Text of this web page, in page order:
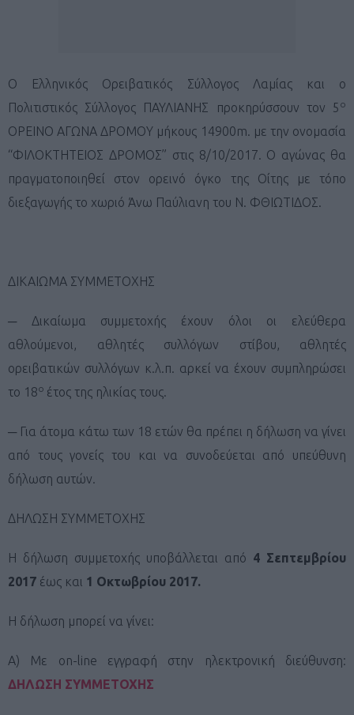
Ο Ελληνικός Ορειβατικός Σύλλογος Λαμίας και ο
Πολιτιστικός Σύλλογος ΠΑΥΛΙΑΝΗΣ προκηρύσσουν τον 5 ο
ΟΡΕΙΝΟ ΑΓΩΝΑ ΔΡΟΜΟΥ μήκους 14900m. με την ονομασία
“ΦΙΛΟΚΤΗΤΕΙΟΣ ΔΡΟΜΟΣ” στις 8/10/2017. Ο αγώνας θα
πραγματοποιηθεί στον ορεινό όγκο της Οίτης με τόπο
διεξαγωγής το χωριό Άνω Παύλιανη του Ν. ΦΘΙΩΤΙΔΟΣ.
ΔΙΚΑΙΩΜΑ ΣΥΜΜΕΤΟΧΗΣ
─ Δικαίωμα συμμετοχής έχουν όλοι οι ελεύθερα
αθλούμενοι, αθλητές συλλόγων στίβου, αθλητές
ορειβατικών συλλόγων κ.λ.π. αρκεί να έχουν συμπληρώσει
το 18ο έτος της ηλικίας τους.
─ Για άτομα κάτω των 18 ετών θα πρέπει η δήλωση να γίνει
από τους γονείς του και να συνοδεύεται από υπεύθυνη
δήλωση αυτών.
ΔΗΛΩΣΗ ΣΥΜΜΕΤΟΧΗΣ
Η δήλωση συμμετοχής υποβάλλεται από 4 Σεπτεμβρίου
2017 έως και 1 Οκτωβρίου 2017.
Η δήλωση μπορεί να γίνει:
Α) Με on-line εγγραφή στην ηλεκτρονική διεύθυνση:
ΔΗΛΩΣΗ ΣΥΜΜΕΤΟΧΗΣ